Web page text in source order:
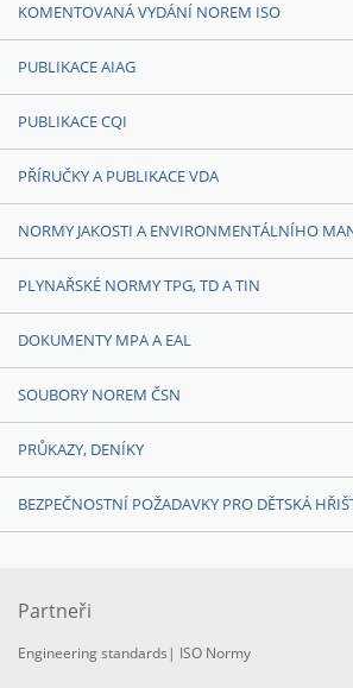
KOMENTOVANÁ VYDÁNÍ NOREM ISO
PUBLIKACE AIAG
PUBLIKACE CQI
PŘÍRUČKY A PUBLIKACE VDA
NORMY JAKOSTI A ENVIRONMENTÁLNÍHO
PLYNAŘSKÉ NORMY TPG, TD A TIN
DOKUMENTY MPA A EAL
SOUBORY NOREM ČSN
PRŮKAZY, DENÍKY
BEZPEČNOSTNÍ POŽADAVKY PRO DĚTSKÁ
Partneři
Engineering standards | ISO Normy